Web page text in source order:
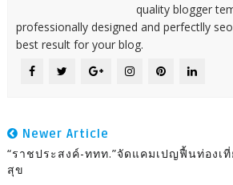
quality blogger
professionally designed and perfectlly
best result for your blog.
Newer Article
“ราชประสงค์-ททท.”จัดแคมเปญฟื้นท่องเ
สุข